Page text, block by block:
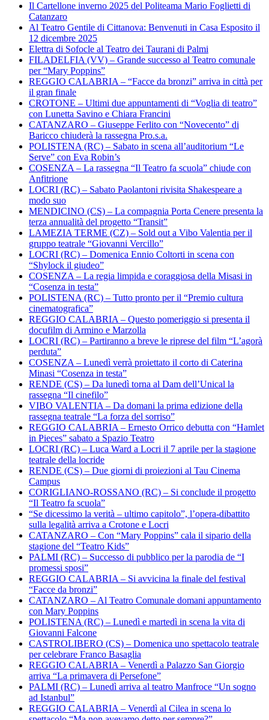
Il Cartellone inverno 2025 del Politeama Mario Foglietti di
Catanzaro
Al Teatro Gentile di Cittanova: Benvenuti in Casa Esposito il
12 dicembre 2025
Elettra di Sofocle al Teatro dei Taurani di Palmi
FILADELFIA (VV) – Grande successo al Teatro comunale
per “Mary Poppins”
REGGIO CALABRIA – “Facce da bronzi” arriva in città per
il gran finale
CROTONE – Ultimi due appuntamenti di “Voglia di teatro”
con Lunetta Savino e Chiara Francini
CATANZARO – Giuseppe Ferlito con “Novecento” di
Baricco chiuderà la rassegna Pro.s.a.
POLISTENA (RC) – Sabato in scena all’auditorium “Le
Serve” con Eva Robin’s
COSENZA – La rassegna “Il Teatro fa scuola” chiude con
Anfitrione
LOCRI (RC) – Sabato Paolantoni rivisita Shakespeare a
modo suo
MENDICINO (CS) – La compagnia Porta Cenere presenta la
terza annualità del progetto “Transit”
LAMEZIA TERME (CZ) – Sold out a Vibo Valentia per il
gruppo teatrale “Giovanni Vercillo”
LOCRI (RC) – Domenica Ennio Coltorti in scena con
“Shylock il giudeo”
COSENZA – La regia limpida e coraggiosa della Misasi in
“Cosenza in testa”
POLISTENA (RC) – Tutto pronto per il “Premio cultura
cinematografica”
REGGIO CALABRIA – Questo pomeriggio si presenta il
docufilm di Armino e Marzolla
LOCRI (RC) – Partiranno a breve le riprese del film “L’agorà
perduta”
COSENZA – Lunedì verrà proiettato il corto di Caterina
Minasi “Cosenza in testa”
RENDE (CS) – Da lunedì torna al Dam dell’Unical la
rassegna “Il cinefilo”
VIBO VALENTIA – Da domani la prima edizione della
rassegna teatrale “La forza del sorriso”
REGGIO CALABRIA – Ernesto Orrico debutta con “Hamlet
in Pieces” sabato a Spazio Teatro
LOCRI (RC) – Luca Ward a Locri il 7 aprile per la stagione
teatrale della locride
RENDE (CS) – Due giorni di proiezioni al Tau Cinema
Campus
CORIGLIANO-ROSSANO (RC) – Si conclude il progetto
“Il Teatro fa scuola”
“Se dicessimo la verità – ultimo capitolo”, l’opera-dibattito
sulla legalità arriva a Crotone e Locri
CATANZARO – Con “Mary Poppins” cala il sipario della
stagione del “Teatro Kids”
PALMI (RC) – Successo di pubblico per la parodia de “I
promessi sposi”
REGGIO CALABRIA – Si avvicina la finale del festival
“Facce da bronzi”
CATANZARO – Al Teatro Comunale domani appuntamento
con Mary Poppins
POLISTENA (RC) – Lunedì e martedì in scena la vita di
Giovanni Falcone
CASTROLIBERO (CS) – Domenica uno spettacolo teatrale
per celebrare Franco Basaglia
REGGIO CALABRIA – Venerdì a Palazzo San Giorgio
arriva “La primavera di Persefone”
PALMI (RC) – Lunedì arriva al teatro Manfroce “Un sogno
ad Istanbul”
REGGIO CALABRIA – Venerdì al Cilea in scena lo